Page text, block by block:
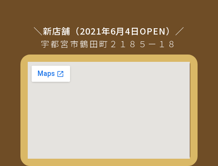
＼新店舗（2021年6月4日OPEN）／
宇都宮市鶴田町２１８５ー１８